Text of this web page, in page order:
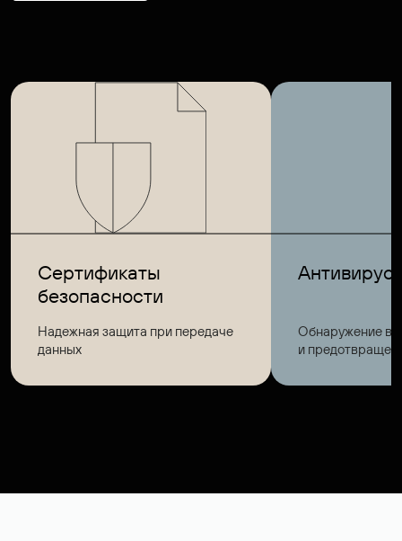
Сертификаты
безопасности
Надежная защита при передаче
данных
Антивирус
Обнаружение
и